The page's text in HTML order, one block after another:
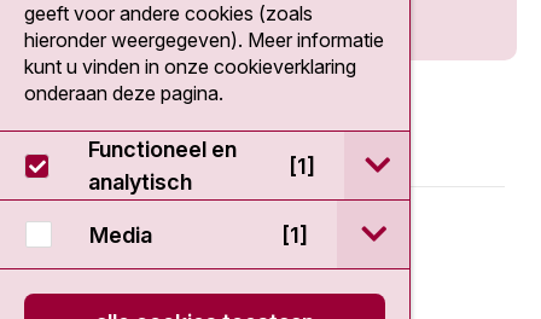
© 2026 - Antoni van Leeuwenhoek
Disclaimer
geeft voor andere cookies (zoals
hieronder weergegeven). Meer informatie
kunt u vinden in onze cookieverklaring
onderaan deze pagina.
Functioneel en
analytisch
[1] open / sluit
Media [1] open / sluit